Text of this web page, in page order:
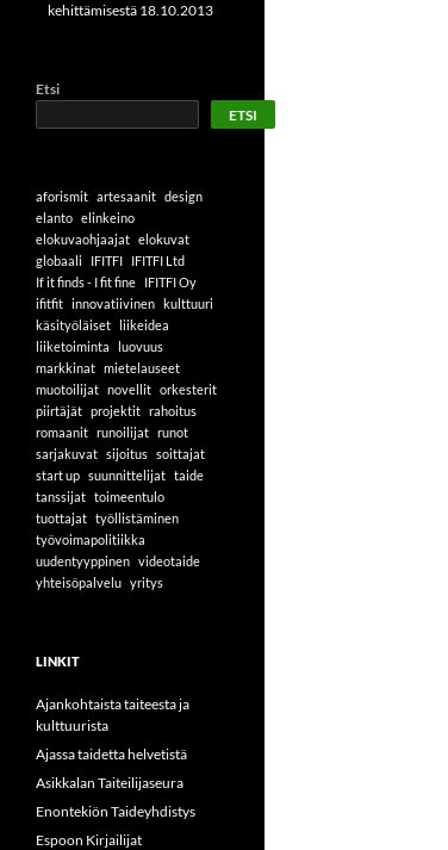
kehittämisestä 18.10.2013
Etsi
ETSI
aforismit artesaanit design
elanto elinkeino
elokuvaohjaajat elokuvat
globaali
IFITFI
IFITFI Ltd
If it finds - I fit fine
IFITFI Oy
ifitfit innovatiivinen kulttuuri
käsityöläiset liikeidea
liiketoiminta
luovuus
markkinat mietelauseet
muotoilijat novellit orkesterit
piirtäjät projektit rahoitus
romaanit runoilijat runot
sarjakuvat sijoitus soittajat
start up suunnittelijat taide
tanssijat toimeentulo
tuottajat työllistäminen
työvoimapolitiikka
uudentyyppinen videotaide
yhteisöpalvelu yritys
LINKIT
Ajankohtaista taiteesta ja
kulttuurista
Ajassa taidetta helvetistä
Asikkalan Taiteilijaseura
Enontekiön Taideyhdistys
Espoon Kirjailijat